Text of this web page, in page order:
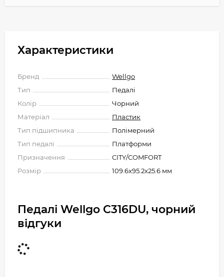
Характеристики
Бренд
Wellgo
Тип
Педалі
Колір
Чорний
Матеріал
Пластик
Тип підшипника
Полімерний
Тип педалі
Платформи
Призначення
CITY/COMFORT
Розмір
109.6x95.2x25.6 мм
Педалі Wellgo C316DU, чорний
відгуки